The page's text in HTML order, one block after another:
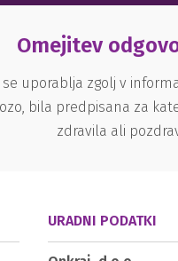
Omejitev
uporablja zgolj v
bila predpisana za
zdravila ali
URADNI PODATKI